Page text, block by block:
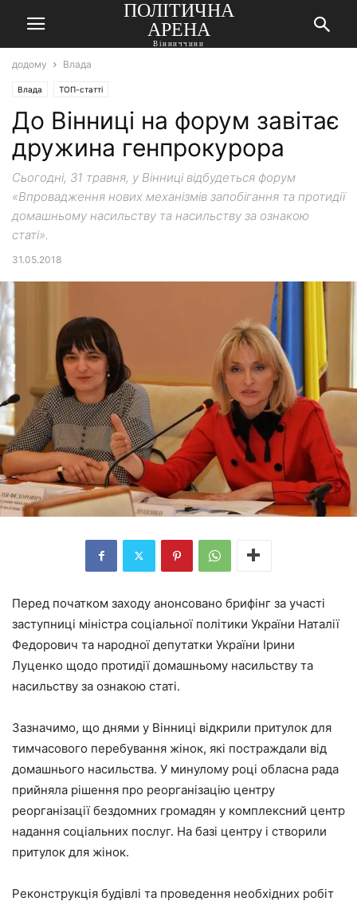
ПОЛІТИЧНА
АРЕНА
Вінниччини
додому Влада
Влада ТОП-статті
До Вінниці на форум завітає
дружина генпрокурора
Сьогодні, 31 травня, у Вінниці відбудеться форум
«Впровадження нових механізмів запобігання та протидії
домашньому насильству та насильству за ознакою
статі».
31.05.2018
Перед початком заходу анонсовано брифінг за участі
заступниці міністра соціальної політики України Наталії
Федорович та народної депутатки України Ірини
Луценко щодо протидії домашньому насильству та
насильству за ознакою статі.
Зазначимо, що днями у Вінниці відкрили притулок для
тимчасового перебування жінок, які постраждали від
домашнього насильства. У минулому році обласна рада
прийняла рішення про реорганізацію центру
реорганізації бездомних громадян у комплексний центр
надання соціальних послуг. На базі центру і створили
притулок для жінок.
Реконструкція будівлі та проведення необхідних робіт